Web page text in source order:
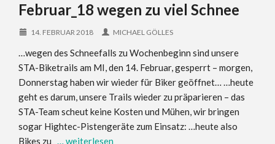
Februar_18 wegen zu viel Schnee
14. FEBRUAR 2018 MICHAEL GÖLLES
…wegen des Schneefalls zu Wochenbeginn sind unsere
STA-Biketrails am MI, den 14. Februar, gesperrt – morgen,
Donnerstag haben wir wieder für Biker geöffnet… …heute
geht es darum, unsere Trails wieder zu präparieren – das
STA-Team scheut keine Kosten und Mühen, wir bringen
sogar Hightec-Pistengeräte zum Einsatz: …heute also
Bikes zu … weiterlesen